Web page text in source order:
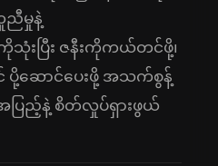
ညီမှုနဲ့
သုံးပြီး ဇနီးကိုကယ်တင်ဖို့၊
ပို့ဆောင်ပေးဖို့ အသက်စွန့်
ည့်နဲ့ စိတ်လှုပ်ရှားဖွယ်